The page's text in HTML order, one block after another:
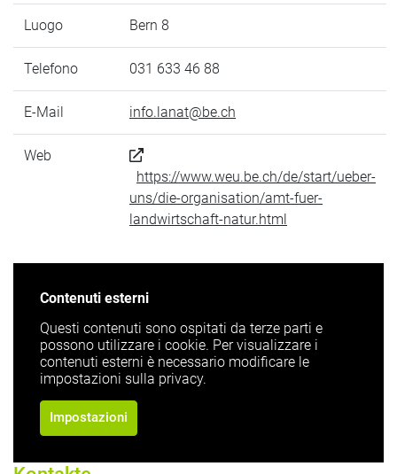
Luogo Bern 8
Telefono 031 633 46 88
E-Mail info.lanat@be.ch
Web
https://www.weu.be.ch/de/start/ueber-
uns/die-organisation/amt-fuer-
landwirtschaft-natur.html
Contenuti esterni
Questi contenuti sono ospitati da terze parti e
possono utilizzare i cookie. Per visualizzare i
contenuti esterni è necessario modificare le
impostazioni sulla privacy.
Impostazioni